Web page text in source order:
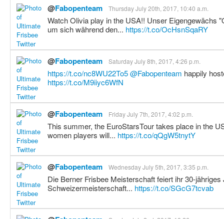
@Fabopenteam Thursday July 20th, 2017, 10:40 a.m.
Watch Olivia play in the USA!! Unser Eigengewächs
um sich während den... https://t.co/OcHsnSqaRY
@Fabopenteam Saturday July 8th, 2017, 4:26 p.m.
https://t.co/nc8WU22To5@Fabopenteam happily
https://t.co/M9iiyc6WfN
@Fabopenteam Friday July 7th, 2017, 4:02 p.m.
This summer, the EuroStarsTour takes place in the
women players will... https://t.co/qQgW5tnytY
@Fabopenteam Wednesday July 5th, 2017, 3:35 p.m.
Die Berner Frisbee Meisterschaft feiert ihr 30-
Schweizermeisterschaft... https://t.co/SGcG7tcvab